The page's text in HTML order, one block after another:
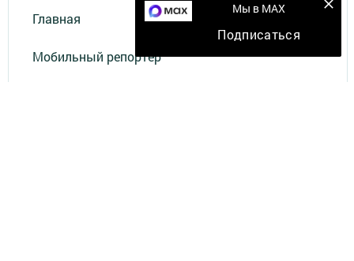
Главная
Мобильный репортер
Мы в MAX
Подписаться